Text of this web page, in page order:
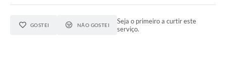
GOSTEI NÃO GOSTEI
Seja o primeiro a curtir este
serviço.